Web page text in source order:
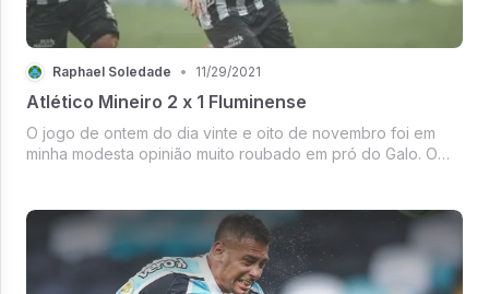
Raphael Soledade • 11/29/2021
Atlético Mineiro 2 x 1 Fluminense
O jogo de ontem do dia vinte e oito de novembro foi em
minha modesta opinião muito roubado em pró do Galo. O
marcação do Nathan Silva. Nova...